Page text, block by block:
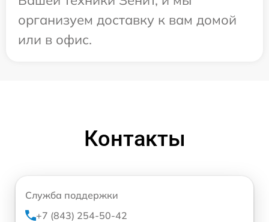
организуем доставку к вам домой
или в офис.
Контакты
Служба поддержки
+7 (843) 254-50-42